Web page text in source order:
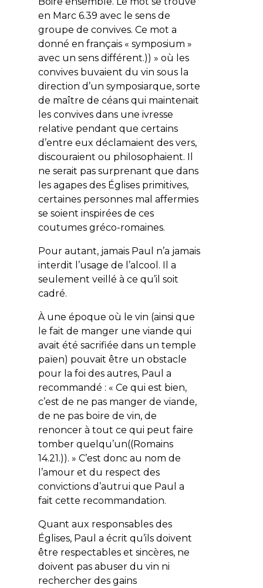
en Marc 6.39 avec le sens de
groupe de convives. Ce mot a
donné en français « symposium »
avec un sens différent.)) » où les
convives buvaient du vin sous la
direction d’un symposiarque, sorte
de maître de céans qui maintenait
les convives dans une ivresse
relative pendant que certains
d’entre eux déclamaient des vers,
discouraient ou philosophaient. Il
ne serait pas surprenant que dans
les agapes des Églises primitives,
certaines personnes mal affermies
se soient inspirées de ces
coutumes gréco-romaines.
Pour autant, jamais Paul n’a jamais
interdit l’usage de l’alcool. Il a
seulement veillé à ce qu’il soit
cadré.
À une époque où le vin (ainsi que
le fait de manger une viande qui
avait été sacrifiée dans un temple
païen) pouvait être un obstacle
pour la foi des autres, Paul a
recommandé : « Ce qui est bien,
c’est de ne pas manger de viande,
de ne pas boire de vin, de
renoncer à tout ce qui peut faire
tomber quelqu’un((Romains
14.21.)). » C’est donc au nom de
l’amour et du respect des
convictions d’autrui que Paul a
fait cette recommandation.
Quant aux responsables des
Églises, Paul a écrit qu’ils doivent
être respectables et sincères, ne
doivent pas abuser du vin ni
rechercher des gains